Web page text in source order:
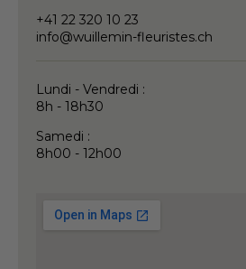
+41 22 320 10 23
info@wuillemin-fleuristes.ch
Lundi - Vendredi :
8h - 18h30
Samedi :
8h00 - 12h00